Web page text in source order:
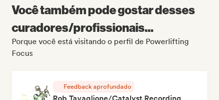
Você também pode gostar desses
curadores/profissionais...
Porque você está visitando o perfil de Powerlifting
Focus
Feedback aprofundado